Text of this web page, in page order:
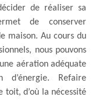
de réaliser sa
de conserver
maison. Au cours du
nous pouvons
aération adéquate
d’énergie. Refaire
d’où la nécessité